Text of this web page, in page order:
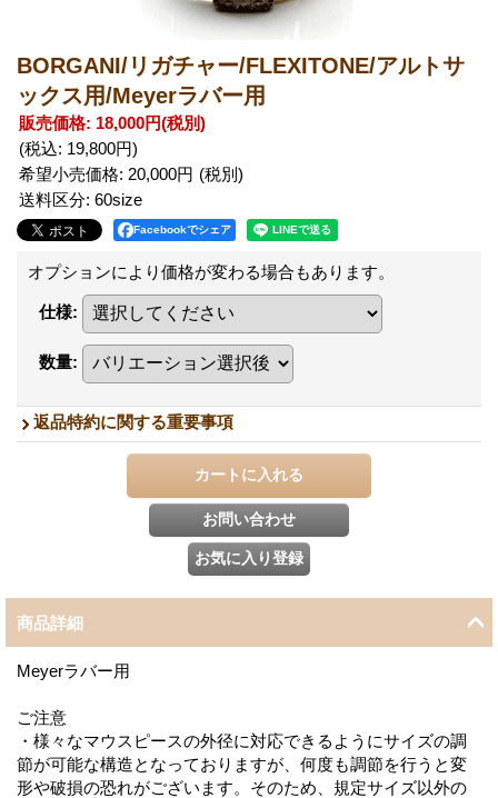
BORGANI/リガチャー/FLEXITONE/アルトサ
ックス用/Meyerラバー用
販売価格: 18,000円(税別)
(税込: 19,800円)
希望小売価格: 20,000円
送料区分: 60size
Facebookでシェア
オプションにより価格が変わる場合もあります。
仕様:
数量:
返品特約に関する重要事項
商品詳細
Meyerラバー用
ご注意
・様々なマウスピースの外径に対応できるようにサイズの調
節が可能な構造となっておりますが、何度も調節を行うと変
形や破損の恐れがございます。そのため、規定サイズ以外の